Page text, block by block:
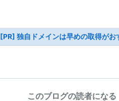
[PR] 独自ドメインは早めの取得がお
このブログの読者になる